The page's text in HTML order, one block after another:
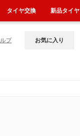
プ お気に入り
タイヤ交換 新品タイヤ